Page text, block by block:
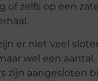
of zelfs op een
er niet veel
wel een aantal.
zijn aangesloten